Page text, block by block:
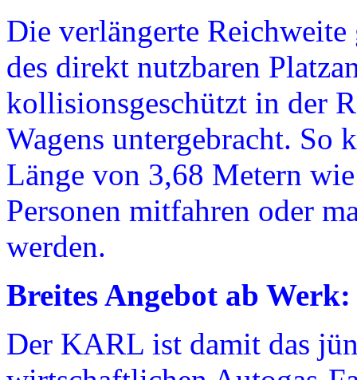
Die verlängerte
des direkt nutzbaren
kollisionsgeschützt in der
Wagens untergebracht. So
Länge von 3,68 Metern
Personen mitfahren oder
werden.
Breites Angebot ab
Der KARL ist damit das